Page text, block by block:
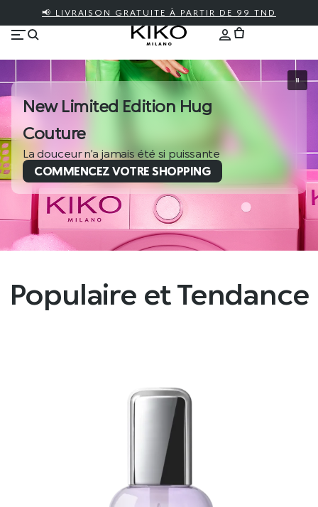
📢 LIVRAISON GRATUITE À PARTIR DE 99 TND
New Limited Edition Hug
Couture
La douceur n’a jamais été si puissante
COMMENCEZ VOTRE SHOPPING
Populaire et Tendance